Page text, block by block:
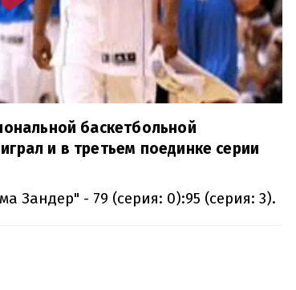
баскетбольной
и в третьем поединке серии
Зандер" - 79 (серия: 0):95 (серия: 3).